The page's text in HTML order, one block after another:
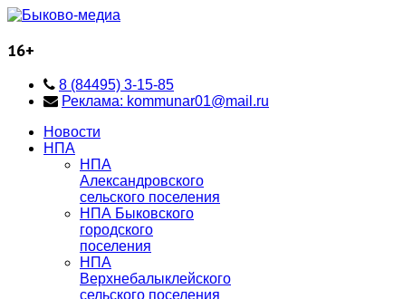
16+
8 (84495) 3-15-85
Реклама: kommunar01@mail.ru
Новости
НПА
НПА
Александровского
сельского поселения
НПА Быковского
городского
поселения
НПА
Верхнебалыклейского
сельского поселения